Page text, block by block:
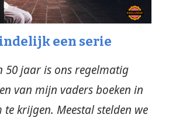
een serie
50 jaar is ons regelmatig
van mijn vaders boeken in
te krijgen. Meestal stelden we